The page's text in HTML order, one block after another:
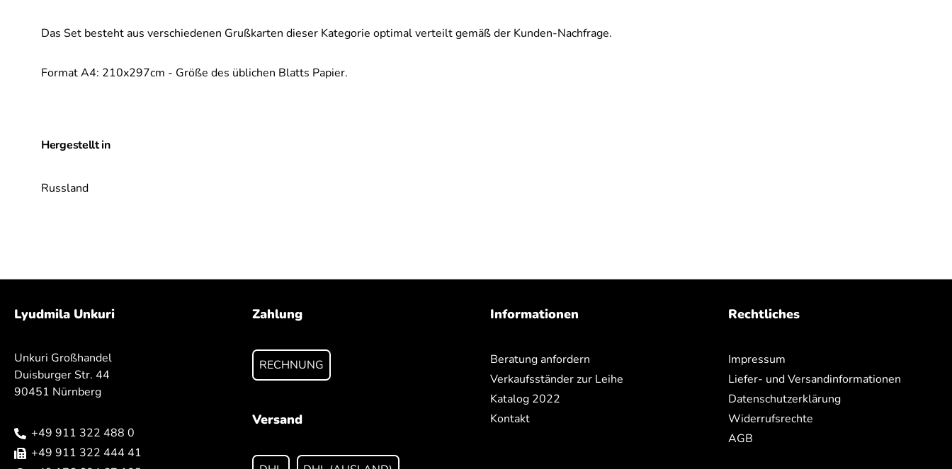
Das Set besteht aus verschiedenen Grußkarten dieser Kategorie optimal verteilt gemäß der Kunden-Nachfrage.
Format A4: 210x297cm - Größe des üblichen Blatts Papier.
Hergestellt in
Russland
Lyudmila Unkuri
Unkuri Großhandel
Duisburger Str. 44
90451 Nürnberg
+49 911 322 488 0
+49 911 322 444 41
Zahlung
RECHNUNG
Versand
Informationen
Beratung anfordern
Verkaufsständer zur Leihe
Katalog 2022
Kontakt
Rechtliches
Impressum
Liefer- und Versandinformationen
Datenschutzerklärung
Widerrufsrechte
AGB